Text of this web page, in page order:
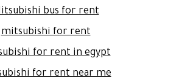
bus for rent
mitsubishi for rent
for rent in egypt
for rent near me